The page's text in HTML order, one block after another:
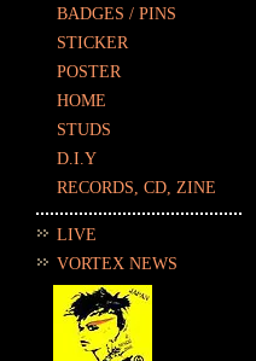
BADGES / PINS
STICKER
POSTER
HOME
STUDS
D.I.Y
RECORDS, CD, ZINE
LIVE
VORTEX NEWS